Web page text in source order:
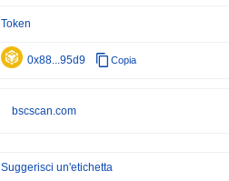
Token
0x88...95d9 Copia
bscscan.com
Suggerisci un'etichetta